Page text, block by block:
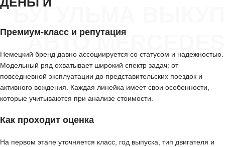
БУГУЛЬМА ВЫКУП
АВТО MERCEDES
Премиум-класс и репутация
Немецкий бренд давно ассоциируется со статусом и надежностью.
Модельный ряд охватывает широкий спектр задач: от
повседневной эксплуатации до представительских поездок и
активного вождения. Каждая линейка имеет свои особенности,
которые учитываются при анализе стоимости.
Как проходит оценка
На первом этапе уточняется класс, год выпуска, тип двигателя и